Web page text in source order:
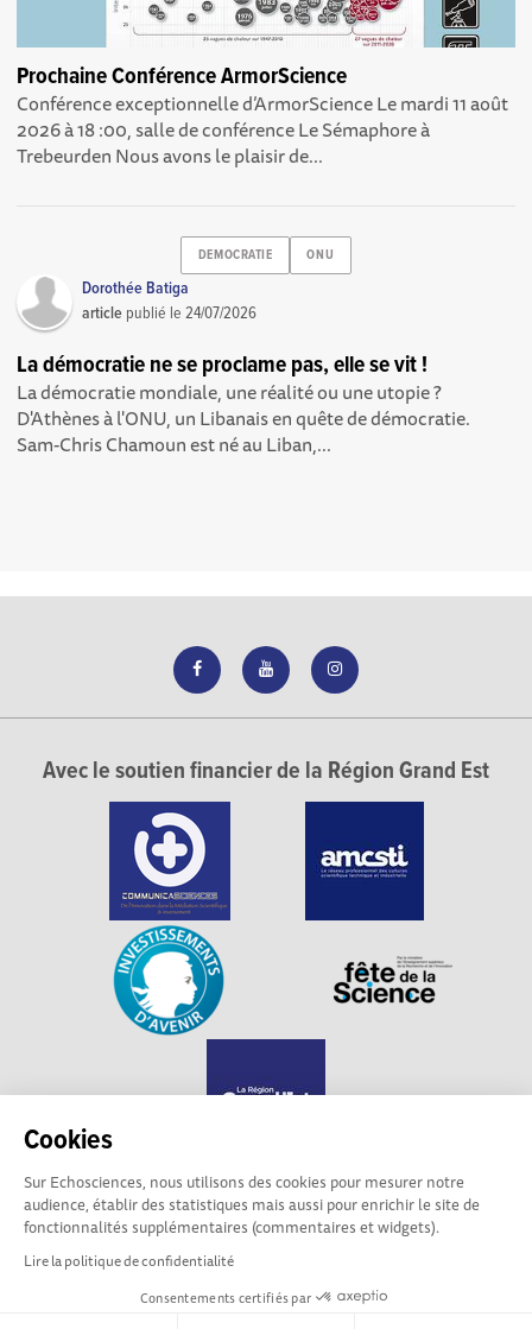
Cookies
Sur Echosciences, nous utilisons des cookies pour mesurer notre
audience, établir des statistiques mais aussi pour enrichir le site de
fonctionnalités supplémentaires (commentaires et widgets).
Lire la politique de confidentialité
Consentements certifiés par
Prochaine Conférence ArmorScience
Conférence exceptionnelle d’ArmorScience Le mardi 11 août
2026 à 18 :00, salle de conférence Le Sémaphore à
Trebeurden Nous avons le plaisir de...
DEMOCRATIE ONU
Dorothée Batiga
article publié le24/07/2026
La démocratie ne se proclame pas, elle se vit !
La démocratie mondiale, une réalité ou une utopie ?
D'Athènes à l'ONU, un Libanais en quête de démocratie.
Sam-Chris Chamoun est né au Liban,...
Avec le soutien financier de la Région Grand Est
Echosciences Grand Est est propulsé par
Communicasciences
Mentions légales|Politique de confidentialité